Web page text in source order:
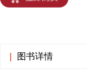
图书详情